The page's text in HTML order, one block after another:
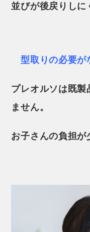
並びが後戻りしに
型取りの必要が
プレオルソは既製
ません。
お子さんの負担が